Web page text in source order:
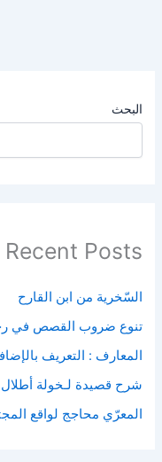
البحث
Recent Posts
السّخرية من ابن القارح
تنوع ضروب القصص في
المعارف : التعريف
شرح قصيدة لـخولة أطلال
المعرّي محاجج لواقع